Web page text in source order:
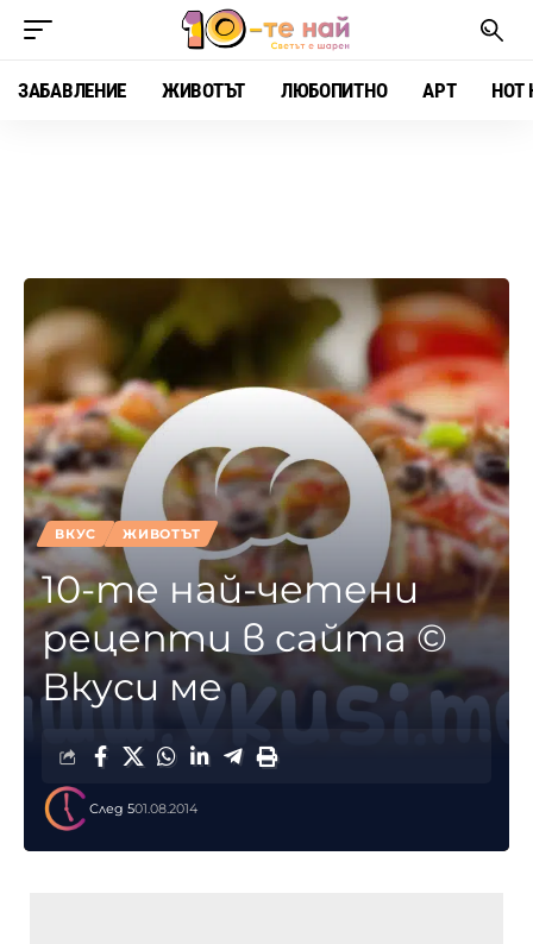
ЗАБАВЛЕНИЕ ЖИВОТЪТ ЛЮБОПИТНО АРТ HOT
ВКУС ЖИВОТЪТ
10-те най-четени
рецепти в сайта ©
Вкуси ме
След 501.08.2014